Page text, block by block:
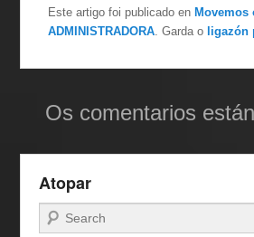
c
o
k
tt
at
p
ail m
tir
Este artigo foi publicado en Movemos
ADMINISTRADORA . Garda o ligazón
Os comentarios
Atopar
Buscar